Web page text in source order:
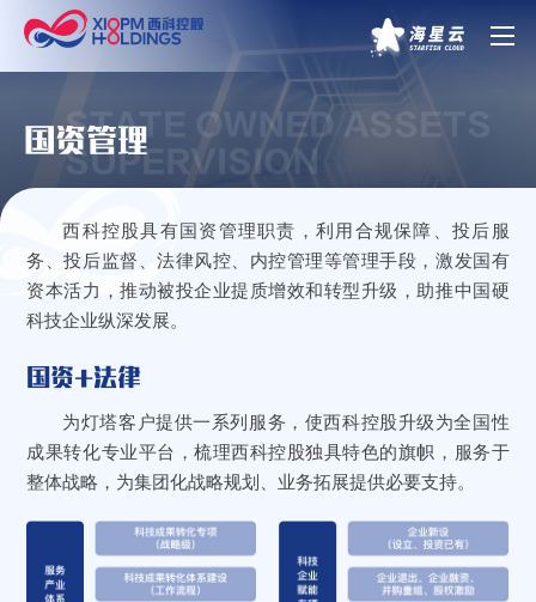
国资管理
STATE OWNED ASSETS
SUPERVISION
西科控股具有国资管理职责，利用合规保障、投后服
务、投后监督、法律风控、内控管理等管理手段，激发国有
资本活力，推动被投企业提质增效和转型升级，助推中国硬
科技企业纵深发展。
国资+法律
为灯塔客户提供一系列服务，使西科控股升级为全国性
成果转化专业平台，梳理西科控股独具特色的旗帜，服务于
整体战略，为集团化战略规划、业务拓展提供必要支持。